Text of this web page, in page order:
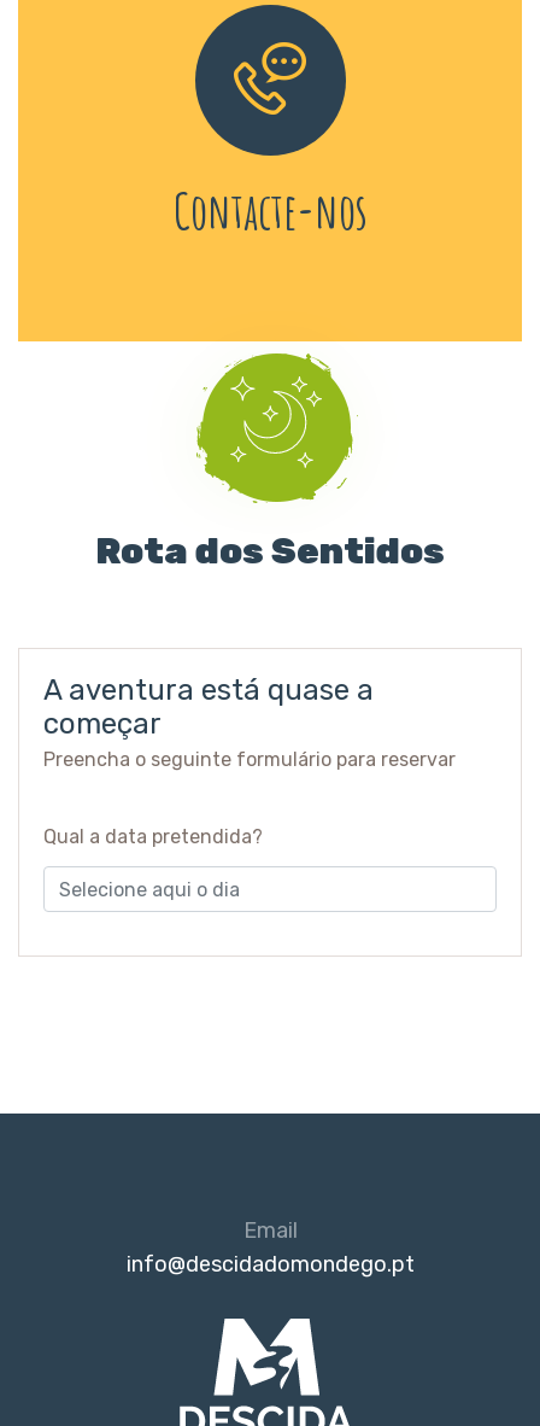
Contacte-nos
Rota dos Sentidos
A aventura está quase a
começar
Preencha o seguinte formulário para reservar
Qual a data pretendida?
Email
info@descidadomondego.pt